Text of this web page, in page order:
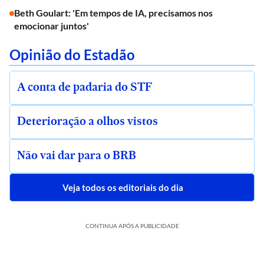
Beth Goulart: 'Em tempos de IA, precisamos nos
emocionar juntos'
Opinião do Estadão
A conta de padaria do STF
Deterioração a olhos vistos
Não vai dar para o BRB
Veja todos os editoriais do dia
CONTINUA APÓS A PUBLICIDADE